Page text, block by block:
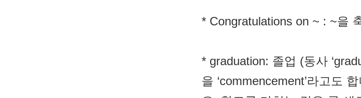
* Congratulations on ~ : ~을
* graduation: 졸업 (동사
을 ‘commencement’라고도